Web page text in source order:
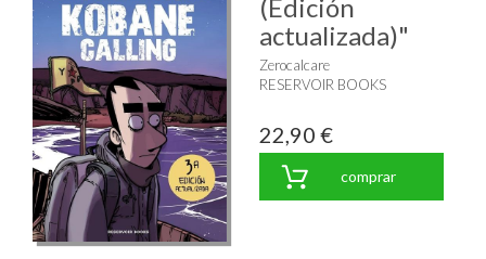
(Edición
actualizada)"
Zerocalcare
RESERVOIR BOOKS
22,90 €
comprar